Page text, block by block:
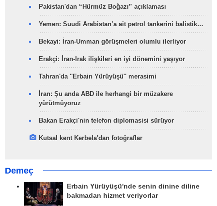
Pakistan'dan “Hürmüz Boğazı” açıklaması
Yemen: Suudi Arabistan’a ait petrol tankerini balistik…
Bekayi: İran-Umman görüşmeleri olumlu ilerliyor
Erakçi: İran-Irak ilişkileri en iyi dönemini yaşıyor
Tahran'da ''Erbain Yürüyüşü'' merasimi
İran: Şu anda ABD ile herhangi bir müzakere
yürütmüyoruz
Bakan Erakçi'nin telefon diplomasisi sürüyor
Kutsal kent Kerbela'dan fotoğraflar
Demeç
Erbain Yürüyüşü'nde senin dinine diline
bakmadan hizmet veriyorlar